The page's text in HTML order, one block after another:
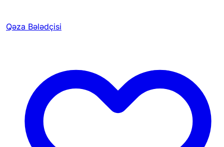
Qəza Bələdçisi